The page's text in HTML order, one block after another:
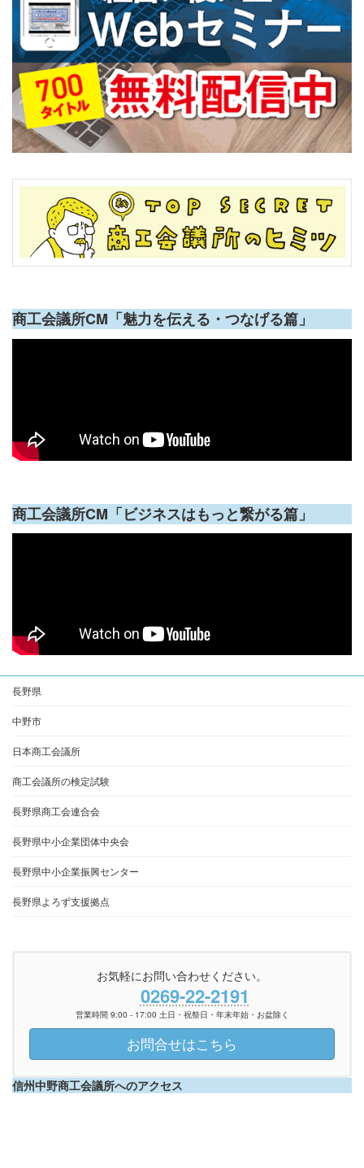
商工会議所CM「魅力を伝える・つなげる篇」
商工会議所CM「ビジネスはもっと繋がる篇」
長野県
中野市
日本商工会議所
商工会議所の検定試験
長野県商工会連合会
長野県中小企業団体中央会
長野県中小企業振興センター
長野県よろず支援拠点
お気軽にお問い合わせください。
0269-22-2191
営業時間 9:00 - 17:00 土日・祝祭日・年末年始・お盆除く
お問合せはこちら
信州中野商工会議所へのアクセス